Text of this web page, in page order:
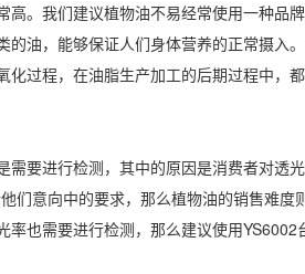
。我们建议植物油不易经常使用一种品
油，能够保证人们身体营养的正常摄入
过程，在油脂生产加工的后期过程中，
要进行检测，其中的原因是消费者对透
们意向中的要求，那么植物油的销售难
率也需要进行检测，那么建议使用YS6002